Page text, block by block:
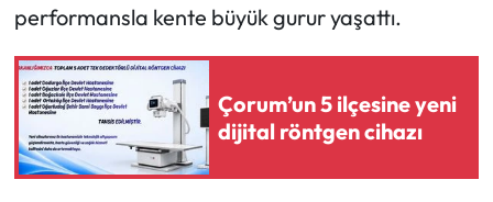
performansla kente büyük gurur yaşattı.
Çorum’un 5 ilçesine yeni
dijital röntgen cihazı
Laçin Haberleri
Magazin
Mecitözü Haberleri
Oğuzlar Haberleri